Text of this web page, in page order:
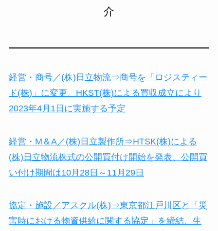
介
経営・商号／(株)日立物流⇒商号を「ロジスティー
ド(株)」に変更、HKST(株)による買収成立により
2023年4月1日に実施する予定
経営・M＆A／(株)日立製作所⇒HTSK(株)による
(株)日立物流株式の公開買付け開始を発表、公開買
い付け期間は10月28日～11月29日
協定・施設／アスクル(株)⇒東京都江戸川区と「災
害時における物資供給に関する協定」を締結、生